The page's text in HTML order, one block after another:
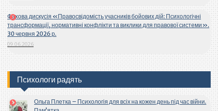
Фахова дискусія «Правосвідомість учасників бойових дій: Психологічні
трансформації, нормативні конфлікти та виклики для правової системи».
30 червня 2026 р.
09.06.2026
Психологи радять
Ольга Плетка – Психологія для всіх на кожен день під час війни.